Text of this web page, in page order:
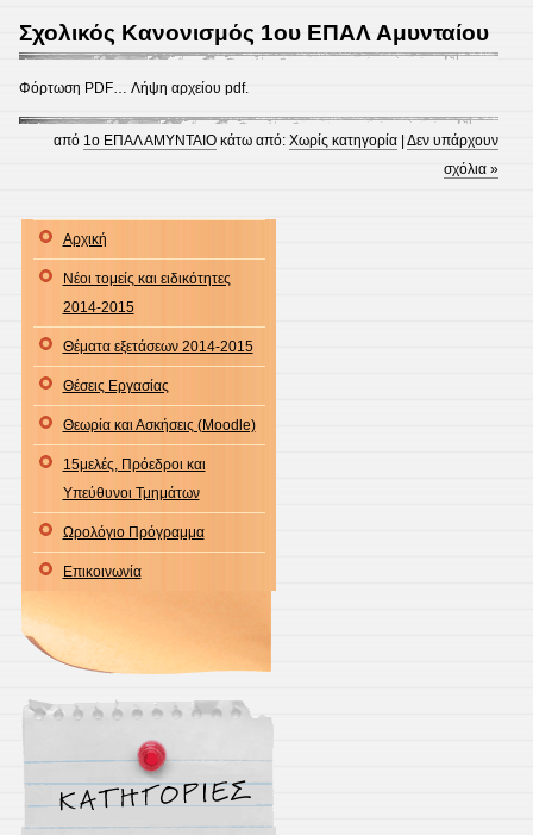
Σχολικός Κανονισμός 1ου ΕΠΑΛ Αμυνταίου
Φόρτωση PDF… Λήψη αρχείου pdf.
από 1ο ΕΠΑΛ ΑΜΥΝΤΑΙΟ κάτω από:Χωρίς κατηγορία |Δεν υπάρχουν
σχόλια »
Αρχική
Νέοι τομείς και ειδικότητες
2014-2015
Θέματα εξετάσεων 2014-2015
Θέσεις Εργασίας
Θεωρία και Ασκήσεις (Moodle)
15μελές, Πρόεδροι και
Υπεύθυνοι Τμημάτων
Ωρολόγιο Πρόγραμμα
Επικοινωνία